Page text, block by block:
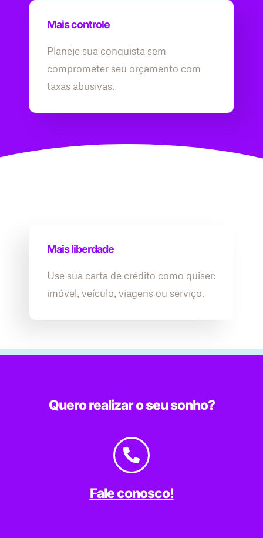
Mais controle
Planeje sua conquista sem
comprometer seu orçamento com
taxas abusivas.
Mais liberdade
Use sua carta de crédito como quiser:
imóvel, veículo, viagens ou serviço.
Quero realizar o seu sonho?
Fale conosco!